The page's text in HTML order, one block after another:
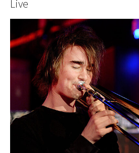
Live
Show larger version for: